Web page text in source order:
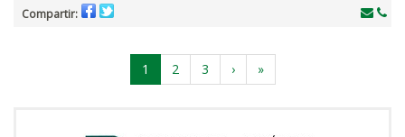
Compartir:
1 2 3 › »